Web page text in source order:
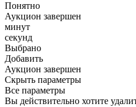
Понятно
Аукцион завершен
минут
секунд
Выбрано
Добавить
Аукцион завершен
Скрыть параметры
Все параметры
Вы действительно хотите